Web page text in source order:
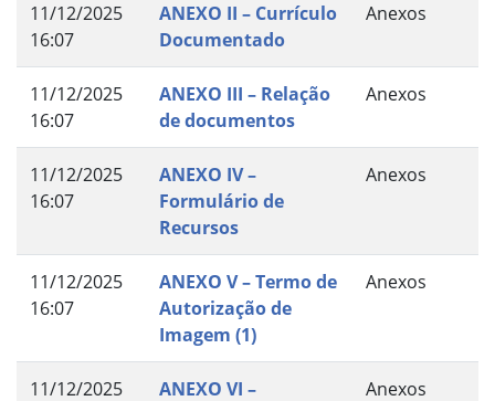
11/12/2025
16:07
ANEXO II – Currículo
Documentado
Anexos
11/12/2025
16:07
ANEXO III – Relação
de documentos
Anexos
11/12/2025
16:07
ANEXO IV –
Formulário de
Recursos
Anexos
11/12/2025
16:07
ANEXO V – Termo de
Autorização de
Imagem (1)
Anexos
11/12/2025 ANEXO VI – Anexos